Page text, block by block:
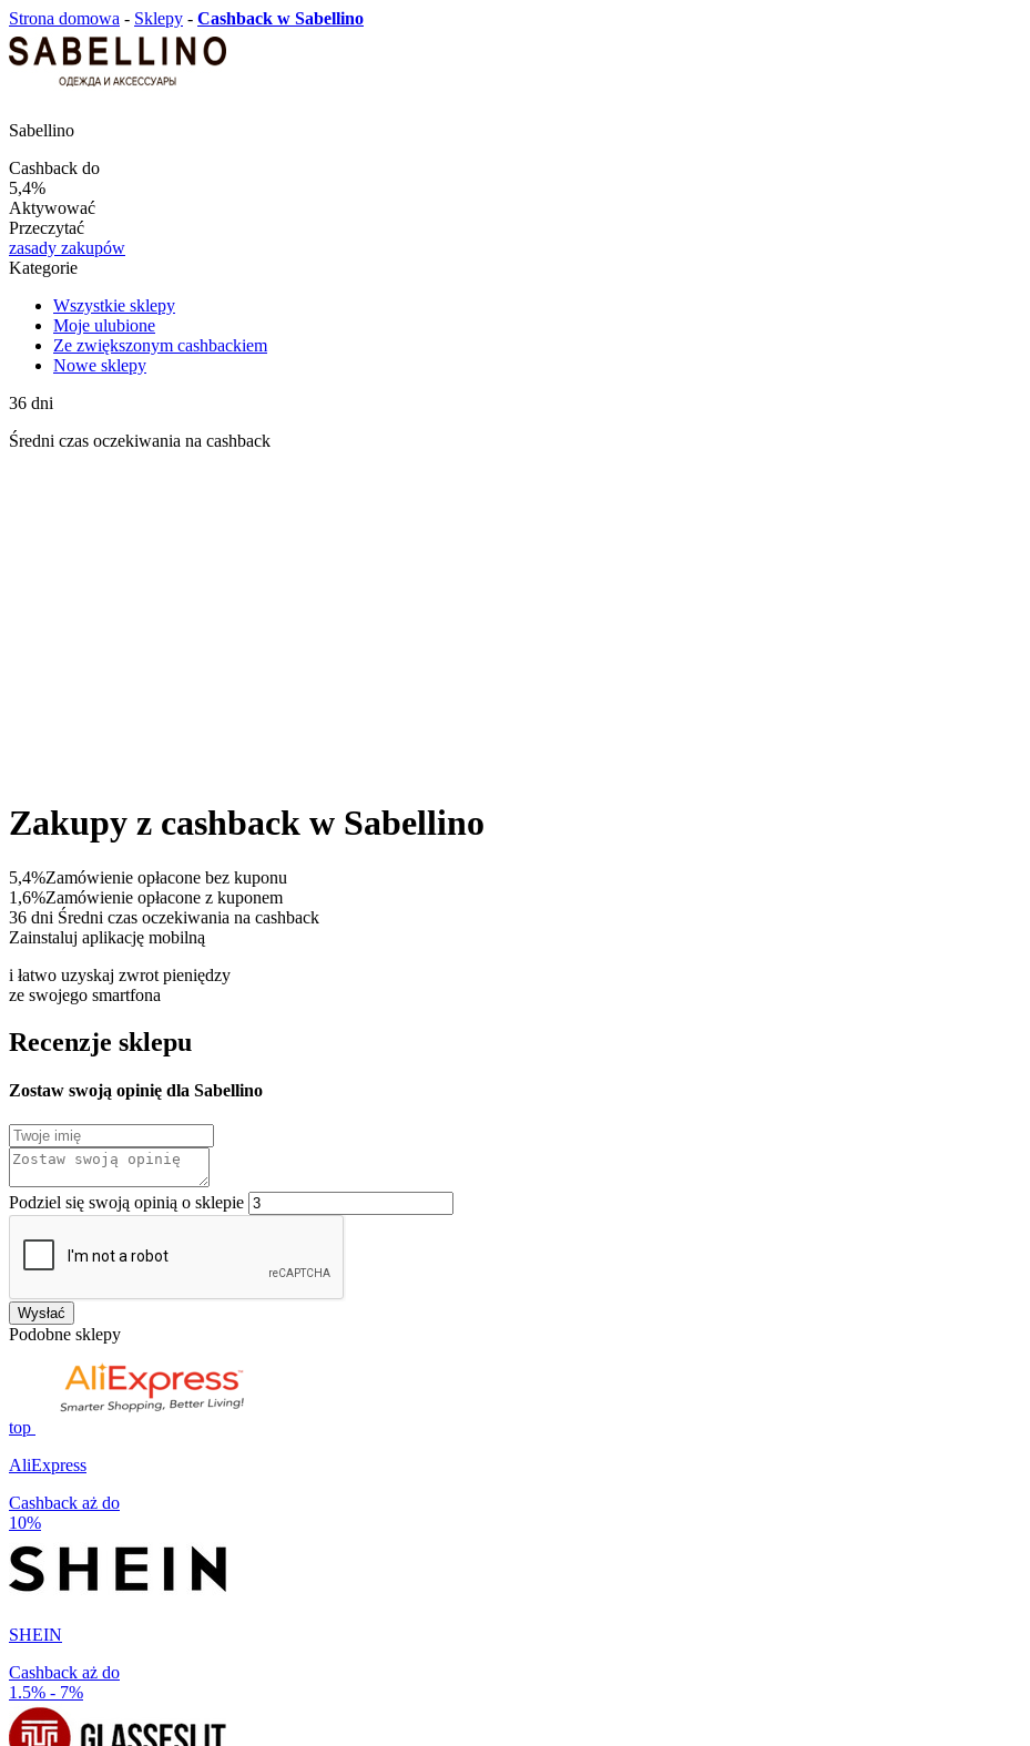
Strona domowa - Sklepy - Cashback w Sabellino
Sabellino
Cashback do
5,4%
Aktywować
Przeczytać
zasady zakupów
Kategorie
Wszystkie sklepy
Moje ulubione
Ze zwiększonym cashbackiem
Nowe sklepy
36 dni
Średni czas oczekiwania na cashback
Zakupy z cashback w Sabellino
5,4%Zamówienie opłacone bez kuponu
1,6%Zamówienie opłacone z kuponem
36 dni Średni czas oczekiwania na cashback
Zainstaluj aplikację mobilną
i łatwo uzyskaj zwrot pieniędzy
ze swojego smartfona
Recenzje sklepu
Zostaw swoją opinię dla Sabellino
Podziel się swoją opinią o sklepie
Wysłać
Podobne sklepy
top
AliExpress
Cashback aż do
10%
SHEIN
Cashback aż do
1.5% - 7%